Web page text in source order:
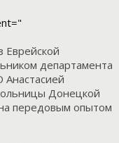
Еврейской
департамента
Анастасией
Донецкой
передовым опытом